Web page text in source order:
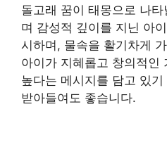
돌고래 꿈이 태몽으로 나
며 감성적 깊이를 지닌 아
시하며, 물속을 활기차게
아이가 지혜롭고 창의적인
높다는 메시지를 담고 있
받아들여도 좋습니다.